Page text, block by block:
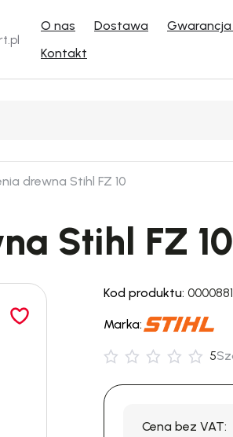
O nas Dostawa
Kontakt
drewna Stihl FZ 10
Stihl FZ 10
Kod produktu:
Marka:
5
Cena bez VAT: